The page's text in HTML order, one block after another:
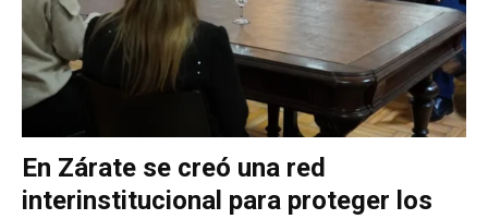
En Zárate se creó una red
interinstitucional para proteger los